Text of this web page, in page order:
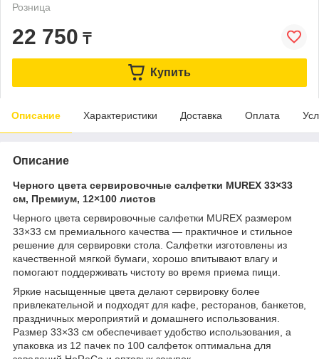
Розница
22 750 ₸
Купить
Описание Характеристики Доставка Оплата
Описание
Черного цвета сервировочные салфетки MUREX 33×33
см, Премиум, 12×100 листов
Черного цвета сервировочные салфетки MUREX размером
33×33 см премиального качества — практичное и стильное
решение для сервировки стола. Салфетки изготовлены из
качественной мягкой бумаги, хорошо впитывают влагу и
помогают поддерживать чистоту во время приема пищи.
Яркие насыщенные цвета делают сервировку более
привлекательной и подходят для кафе, ресторанов, банкетов,
праздничных мероприятий и домашнего использования.
Размер 33×33 см обеспечивает удобство использования, а
упаковка из 12 пачек по 100 салфеток оптимальна для